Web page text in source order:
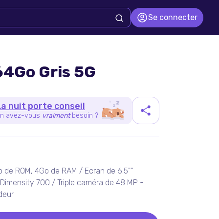
Se connecter
Gris 5G
nuit porte conseil
avez-vous vraiment besoin ?
de ROM, 4Go de RAM / Ecran de 6.5""
700 / Triple caméra de 48 MP -